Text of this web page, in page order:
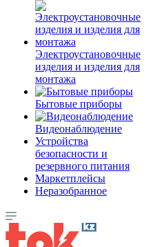
Электроустановочные
изделия и изделия для
монтажа
Бытовые приборы
Видеонаблюдение
Устройства
безопасности и
резервного питания
Маркетплейсы
Неразобранное